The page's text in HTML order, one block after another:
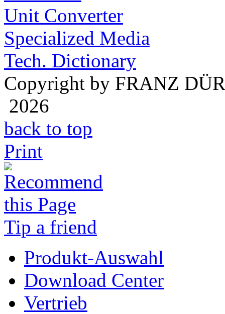
Unit Converter
Specialized Media
Tech. Dictionary
Copyright by FRANZ
2026
back to top
Print
Tip a friend
Produkt-Auswahl
Download Center
Vertrieb